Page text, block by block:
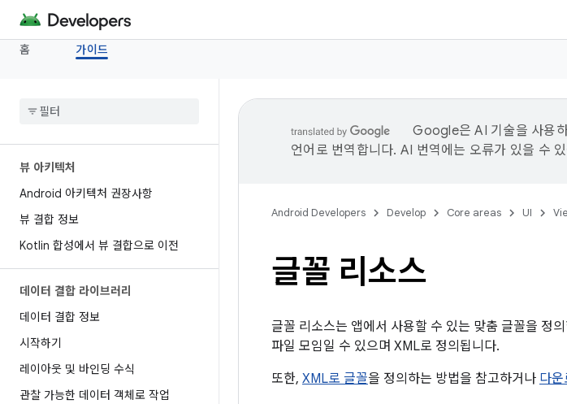
홈 가이드
뷰 아키텍처
Android 아키텍처 권장사항
뷰 결합 정보
Kotlin 합성에서 뷰 결합으로 이전
데이터 결합 라이브러리
데이터 결합 정보
시작하기
레이아웃 및 바인딩 수식
관찰 가능한 데이터 객체로 작업
Google은 AI 기술을 사용
언어로 번역합니다. AI 번역에는 오류가 있을 수
Android Developers Develop Core areas UI
글꼴 리소스
글꼴 리소스는 앱에서 사용할 수 있는 맞춤 글꼴을 정
파일 모임일 수 있으며 XML로 정의됩니다.
또한, XML로 글꼴을 정의하는 방법을 참고하거나 다